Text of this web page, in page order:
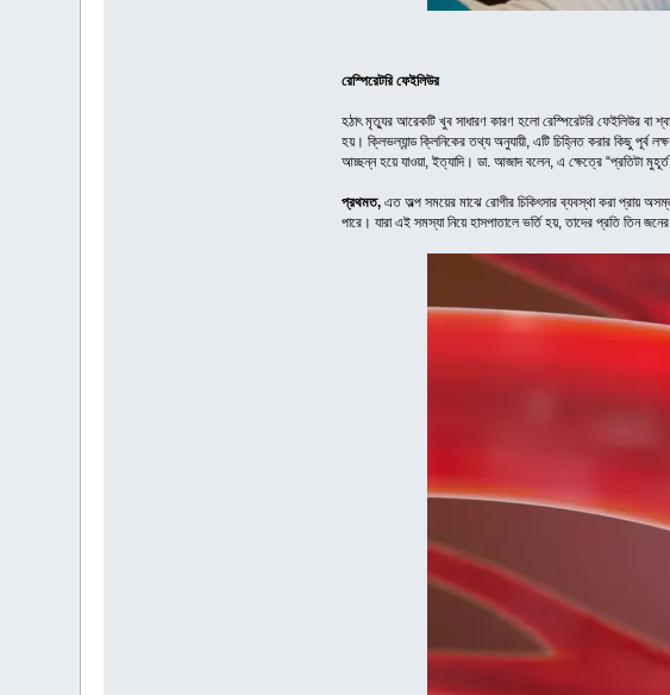
রেস্পিরেটরি ফেইলিউর
হঠাৎ মৃত্যুর আরেকটি খুব সাধারণ কারণ হলো রেস্পিরেটরি ফেইলিউর বা
হয়। ক্লিভল্যান্ড ক্লিনিকের তথ্য অনুযায়ী, এটি চিহ্নিত করার কিছু পূর্ব
আচ্ছন্ন হয়ে যাওয়া, ইত্যাদি। ডা. আজাদ বলেন, এ ক্ষেত্রে “প্রতিটা
প্রথমত,এত অল্প সময়ের মাঝে রোগীর চিকিৎসার ব্যবস্থা করা প্রায়
পারে। যারা এই সমস্যা নিয়ে হাসপাতালে ভর্তি হয়, তাদের প্রতি তিন